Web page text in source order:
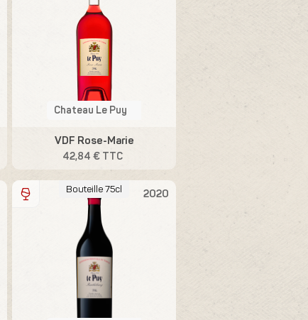
Chateau Le Puy
VDF Rose-Marie
42,84 € TTC
2020
Bouteille 75cl